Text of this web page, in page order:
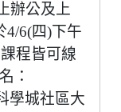
辦公及上
6(四)下午
程皆可線
：
學城社區大